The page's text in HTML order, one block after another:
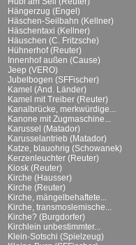
Hängerzug (Engel)
Häschen-Seilbahn (Kellner)
Häschentaxi (Kellner)
Häuschen (C. Fritzsche)
Hühnerhof (Reuter)
Innenhof außen (Cause)
Jeep (VERO)
Jubelbogen (SFFischer)
Kamel (And. Länder)
Kamel mit Treiber (Reuter)
Kanalbrücke, merkwürdige...
Kanone mit Zugmaschine...
Karussel (Matador)
Karusselantrieb (Matador)
Katze, blauohrig (Schowanek)
Kerzenleuchter (Reuter)
Kiosk (Reuter)
Kirche (Hausser)
Kirche (Reuter)
Kirche, mängelbehaftete...
Kirche, transmoslemische...
Kirche? (Burgdorfer)
Kirchlein unbestimmter...
Klein-Sotschi (Spielzeug)